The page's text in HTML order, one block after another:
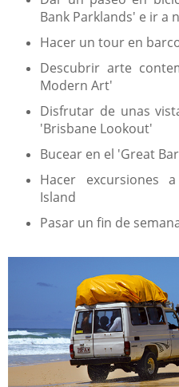
Bank Parklands' e ir a
Hacer un tour en
Descubrir arte
Modern Art'
Disfrutar de unas
'Brisbane Lookout'
Bucear en el 'Great
Hacer excursiones
Island
Pasar un fin de